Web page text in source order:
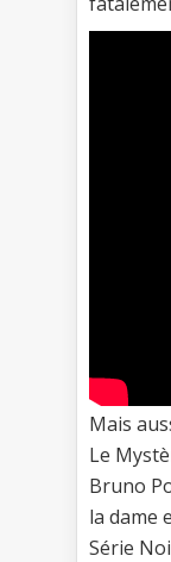
Mais
Le
Bruno
la dame
Série